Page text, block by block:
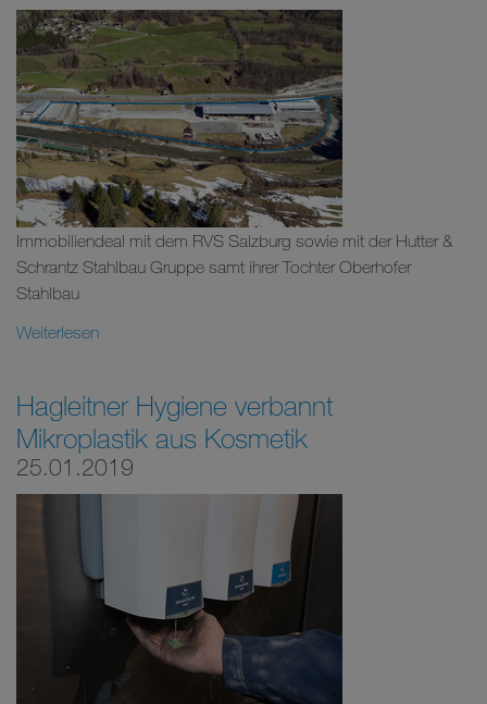
Immobiliendeal mit dem RVS Salzburg sowie mit der Hutter &
Schrantz Stahlbau Gruppe samt ihrer Tochter Oberhofer
Stahlbau
Weiterlesen
Hagleitner Hygiene verbannt
Mikroplastik aus Kosmetik
25.01.2019